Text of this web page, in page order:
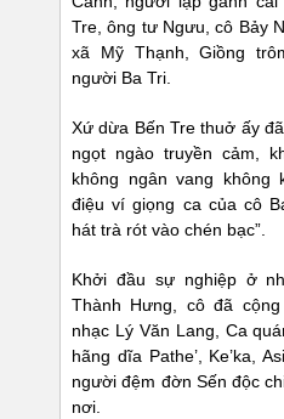
Tre, ông tư Ngưu, cô Bảy
xã Mỹ Thạnh, Giồng
người Ba Tri.
Xứ dừa Bến Tre thuở ấy
ngọt ngào truyền cảm,
không ngân vang không
điệu ví giọng ca của cô
hát trà rót vào chén bạc”.
Khởi đầu sự nghiệp ở
Thành Hưng, cô đã
nhạc Lý Văn Lang, Ca
hãng dĩa Pathe’, Ke’ka,
người đệm đờn Sến độc
nơi.